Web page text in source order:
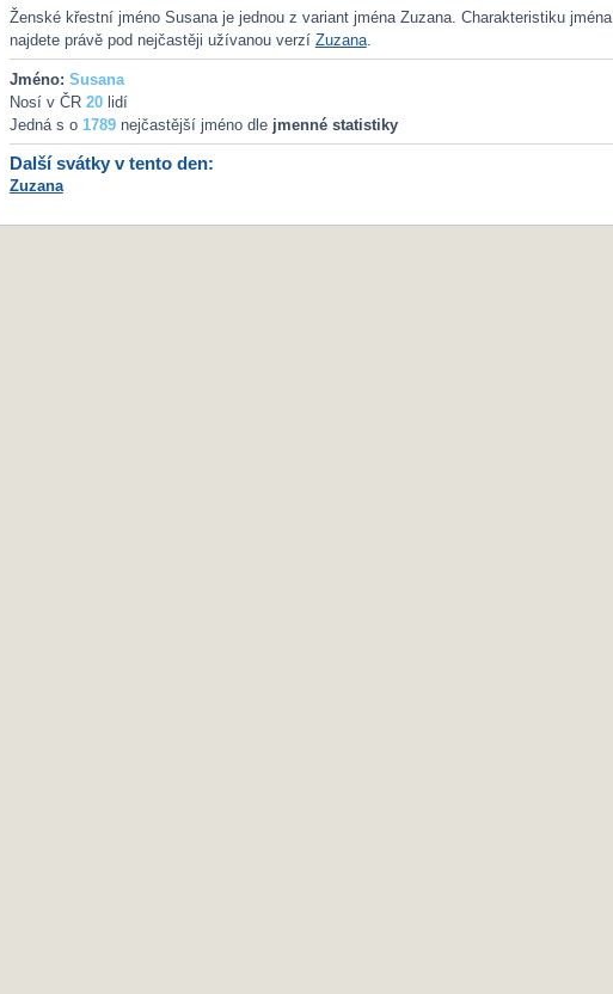
Ženské křestní jméno Susana je jednou z variant jména Zuzana. Charakteristiku jména
najdete právě pod nejčastěji užívanou verzí Zuzana.
Jméno: Susana
Nosí v ČR 20lidí
Jedná s o 1789nejčastější jméno dle jmenné statistiky
Další svátky v tento den:
Zuzana